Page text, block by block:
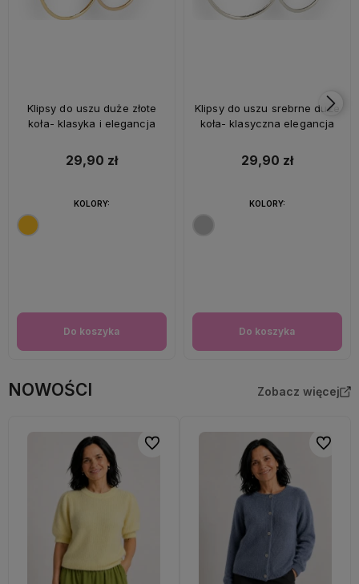
Klipsy do uszu duże złote
koła- klasyka i elegancja
29,90 zł
Do koszyka
KOLORY:
Klipsy do uszu srebrne duże
koła- klasyczna elegancja
29,90 zł
Do koszyka
KOLORY:
NOWOŚCI Zobacz więcej
Do ulubionych Do